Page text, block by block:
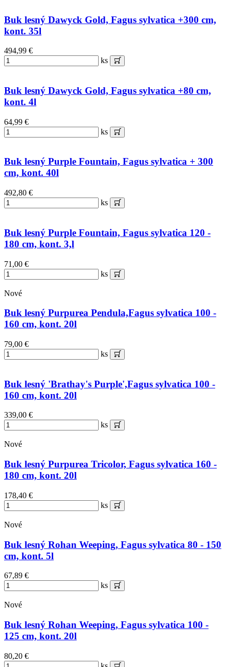
Buk lesný Dawyck Gold, Fagus sylvatica +300 cm,
kont. 35l
494,99 €
ks
Buk lesný Dawyck Gold, Fagus sylvatica +80 cm,
kont. 4l
64,99 €
ks
Buk lesný Purple Fountain, Fagus sylvatica + 300
cm, kont. 40l
492,80 €
ks
Buk lesný Purple Fountain, Fagus sylvatica 120 -
180 cm, kont. 3,l
71,00 €
ks
Nové
Buk lesný Purpurea Pendula,Fagus sylvatica 100 -
160 cm, kont. 20l
79,00 €
ks
Buk lesný 'Brathay's Purple',Fagus sylvatica 100 -
160 cm, kont. 20l
339,00 €
ks
Nové
Buk lesný Purpurea Tricolor, Fagus sylvatica 160 -
180 cm, kont. 20l
178,40 €
ks
Nové
Buk lesný Rohan Weeping, Fagus sylvatica 80 - 150
cm, kont. 5l
67,89 €
ks
Nové
Buk lesný Rohan Weeping, Fagus sylvatica 100 -
125 cm, kont. 20l
80,20 €